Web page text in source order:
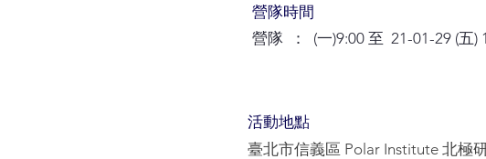
​營隊時間
營隊 ： (一)9:00 至 21-01-29 (五)
活動地點
臺北市信義區 Polar Institute 北極